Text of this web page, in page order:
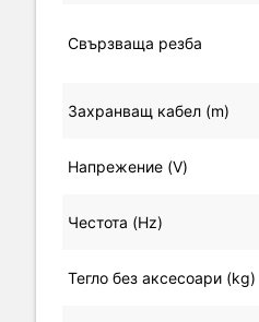
Свързваща резба
Захранващ кабел (m)
Напрежение (V)
Честота (Hz)
Тегло без аксесоари (kg)